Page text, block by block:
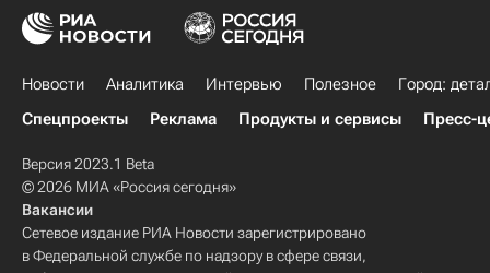
Новости Аналитика Интервью Полезное
Город:
Спецпроекты
Реклама Продукты и сервисы Пресс-
Версия 2023.1 Beta
© 2026 МИА «Россия сегодня»
Вакансии
Сетевое издание РИА Новости зарегистрировано
в Федеральной службе по надзору в сфере связи,